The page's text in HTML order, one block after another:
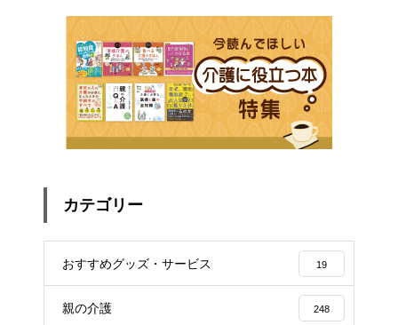
カテゴリー
おすすめグッズ・サービス 19
親の介護 248